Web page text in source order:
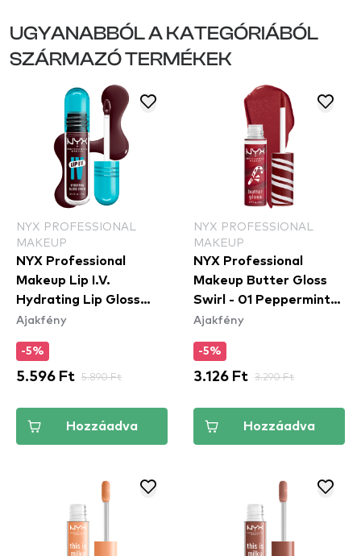
UGYANABBÓL A KATEGÓRIÁBÓL
SZÁRMAZÓ TERMÉKEK
NYX PROFESSIONAL
MAKEUP
NYX Professional
Makeup Lip I.V.
Hydrating Lip Gloss
Stain - 14 Mauve N'
Ajakfény
-5%
5.596 Ft 5.890 Ft
Hozzáadva
NYX PROFESSIONAL
MAKEUP
NYX Professional
Makeup Butter Gloss
Swirl - 01 Peppermint
Swirl
Ajakfény
-5%
3.126 Ft 3.290 Ft
Hozzáadva